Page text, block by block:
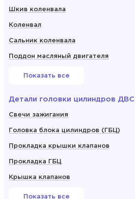
Шкив коленвала
Коленвал
Сальник коленвала
Поддон масляный двигателя
Показать все
Детали головки цилиндров ДВС
Свечи зажигания
Головка блока цилиндров (ГБЦ)
Прокладка крышки клапанов
Прокладка ГБЦ
Крышка клапанов
Показать все